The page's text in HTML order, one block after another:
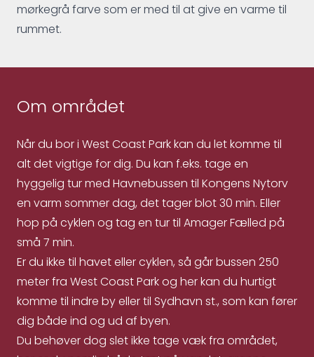
mørkegrå farve som er med til at give en varme til
rummet.
Om området
Når du bor i West Coast Park kan du let komme til
alt det vigtige for dig. Du kan f.eks. tage en
hyggelig tur med Havnebussen til Kongens Nytorv
en varm sommer dag, det tager blot 30 min. Eller
hop på cyklen og tag en tur til Amager Fælled på
små 7 min.
Er du ikke til havet eller cyklen, så går bussen 250
meter fra West Coast Park og her kan du hurtigt
komme til indre by eller til Sydhavn st., som kan fører
dig både ind og ud af byen.
Du behøver dog slet ikke tage væk fra området,